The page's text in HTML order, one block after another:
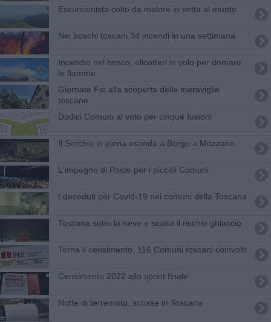
Escursionista colto da malore in vetta al monte
Nei boschi toscani 34 incendi in una settimana
Incendio nel bosco, elicotteri in volo per domare
le fiamme
Giornate Fai alla scoperta delle meraviglie
toscane
Dodici Comuni al voto per cinque fusioni
Il Serchio in piena esonda a Borgo a Mozzano
L'impegno di Poste per i piccoli Comuni
I deceduti per Covid-19 nei comuni della Toscana
Toscana sotto la neve e scatta il rischio ghiaccio
Torna il censimento, 116 Comuni toscani coinvolti
Censimento 2022 allo sprint finale
Notte di terremoto, scosse in Toscana